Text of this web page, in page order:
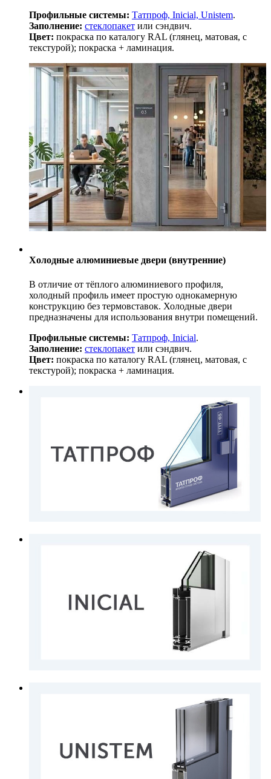
Профильные системы: Татпроф, Inicial, Unistem.
Заполнение: стеклопакет или сэндвич.
Цвет: покраска по каталогу RAL (глянец, матовая, с
текстурой); покраска + ламинация.
Холодные алюминиевые двери (внутренние)
В отличие от тёплого алюминиевого профиля,
холодный профиль имеет простую однокамерную
конструкцию без термовставок. Холодные двери
предназначены для использования внутри помещений.
Профильные системы: Татпроф, Inicial.
Заполнение: стеклопакет или сэндвич.
Цвет: покраска по каталогу RAL (глянец, матовая, с
текстурой); покраска + ламинация.